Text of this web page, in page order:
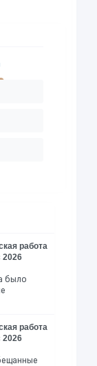
работа
2026
было
работа
2026